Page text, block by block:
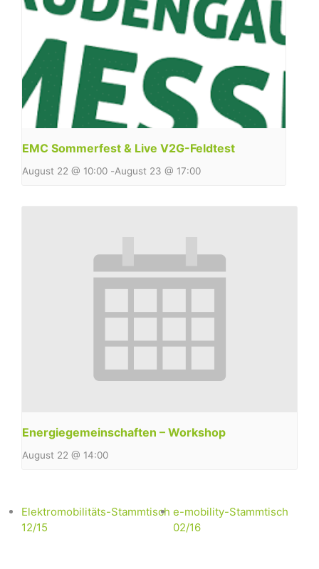
EMC Sommerfest & Live V2G-Feldtest
August 22 @ 10:00 -August 23 @ 17:00
Energiegemeinschaften – Workshop
August 22 @ 14:00
Elektromobilitäts-Stammtisch
12/15
e-mobility-Stammtisch
02/16